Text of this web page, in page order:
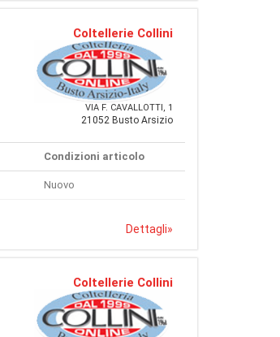
Coltellerie Collini
VIA F. CAVALLOTTI, 1
21052 Busto Arsizio
Condizioni articolo
Nuovo
Dettagli»
Coltellerie Collini